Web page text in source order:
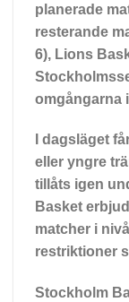
planerade
resterande
6), Lions
omgångarna
I dagsläget
eller yngre
tillåts igen
Basket
matcher i
restriktioner
Stockholm